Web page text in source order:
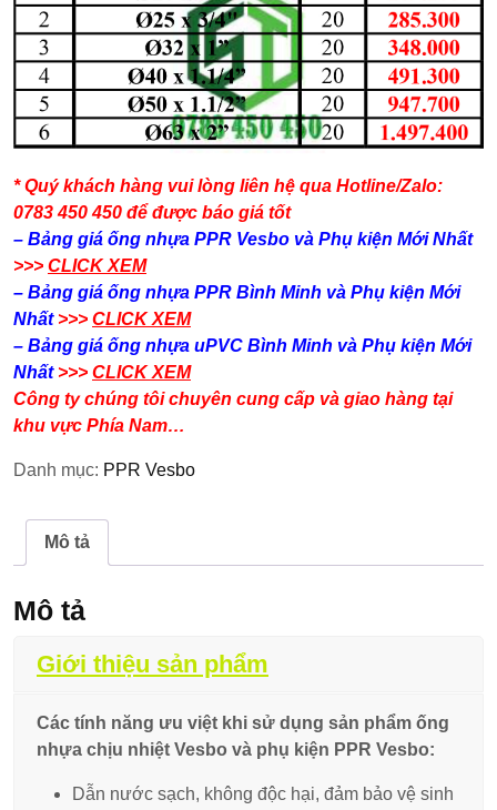
* Quý khách hàng vui lòng liên hệ qua Hotline/Zalo:
0783 450 450 để được báo giá tốt
– Bảng giá ống nhựa PPR Vesbo và Phụ kiện​ Mới Nhất
>>> CLICK XEM
– Bảng giá ống nhựa PPR Bình Minh và Phụ kiện​ Mới
Nhất>>> CLICK XEM
– Bảng giá ống nhựa uPVC Bình Minh và Phụ kiện​ Mới
Nhất>>> CLICK XEM
Công ty chúng tôi chuyên cung cấp và giao hàng tại
khu vực Phía Nam…
Danh mục: PPR Vesbo
Mô tả
Mô tả
Giới thiệu sản phẩm
Các tính năng ưu việt khi sử dụng sản phẩm ống
nhựa chịu nhiệt Vesbo và phụ kiện PPR Vesbo:
Dẫn nước sạch, không độc hại, đảm bảo vệ sinh